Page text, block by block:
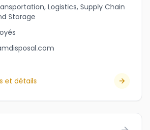
Logistics, Supply Chain
Storage
et détails